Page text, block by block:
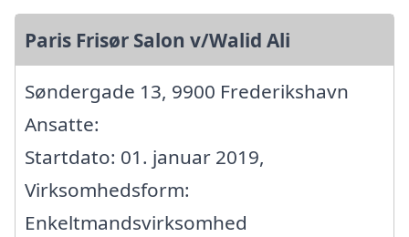
Paris Frisør Salon v/Walid Ali
Søndergade 13, 9900 Frederikshavn
Ansatte:
Startdato: 01. januar 2019,
Virksomhedsform:
Enkeltmandsvirksomhed